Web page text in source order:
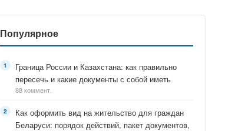
Популярное
Граница России и Казахстана: как правильно
пересечь и какие документы с собой иметь
88 коммент.
Как оформить вид на жительство для граждан
Беларуси: порядок действий, пакет документов,